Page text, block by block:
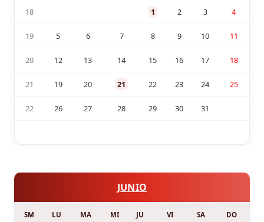
18 1 2 3 4
19 5 6 7 8 9 10 11
20 12 13 14 15 16 17 18
21 19 20 21 22 23 24 25
22 26 27 28 29 30 31
JUNIO
SM LU MA MI JU VI SA DO